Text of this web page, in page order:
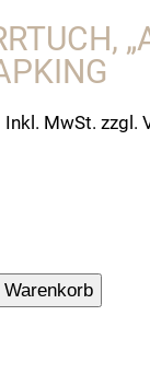
Inkl. MwSt. zzgl.
Warenkorb